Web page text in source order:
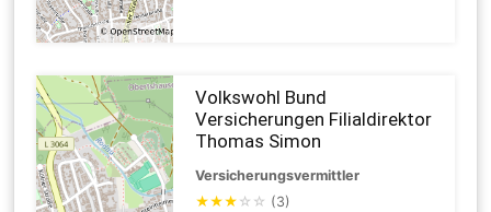
Volkswohl Bund
Versicherungen Filialdirektor
Thomas Simon
Versicherungsvermittler
★★★ ☆ ☆ (3)